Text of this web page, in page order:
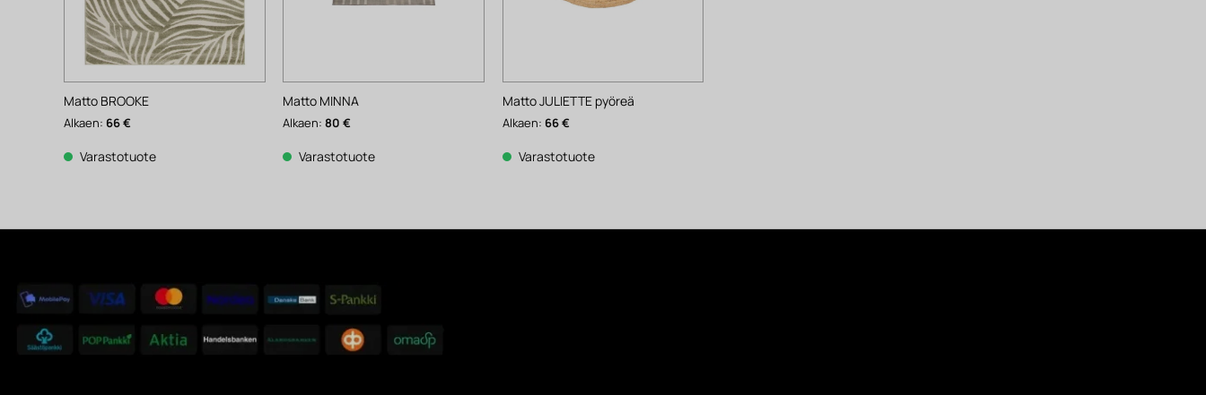
Matto BROOKE
Alkaen: 66€
Varastotuote
Matto MINNA
Alkaen:80€
Varastotuote
Matto JULIETTE pyöreä
Alkaen: 66€
Varastotuote